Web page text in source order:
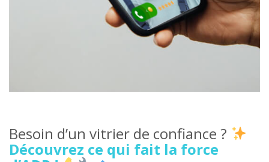
Besoin d’un vitrier de confiance ?
Découvrez ce qui fait la force